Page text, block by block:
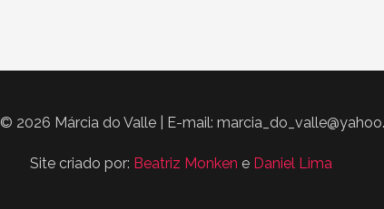
2026 Márcia do Valle | E-mail:
Site criado por: Beatriz Monken e Daniel Lima